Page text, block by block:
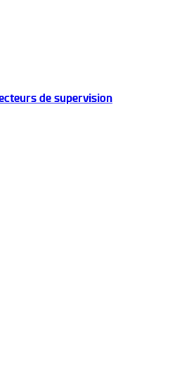
de supervision